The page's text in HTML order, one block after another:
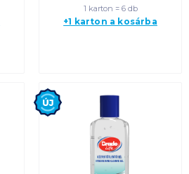
1 karton = 6 db
+1 karton a kosárba
Új